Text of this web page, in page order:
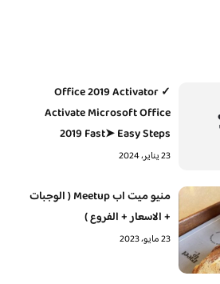
Office 2019 Activator ✓
Activate Microsoft Office
2019 Fast➤ Easy Steps
23 يناير، 2024
منيو ميت اب Meetup ( الوجبات
+ الاسعار + الفروع )
23 مايو، 2023